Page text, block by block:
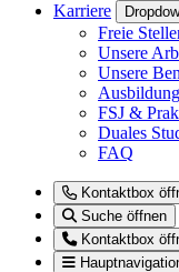
Karriere
Freie
Unsere
Unsere
Ausbildung
FSJ &
Duales
FAQ
Kontaktbox
Suche öffnen
Kontaktbox